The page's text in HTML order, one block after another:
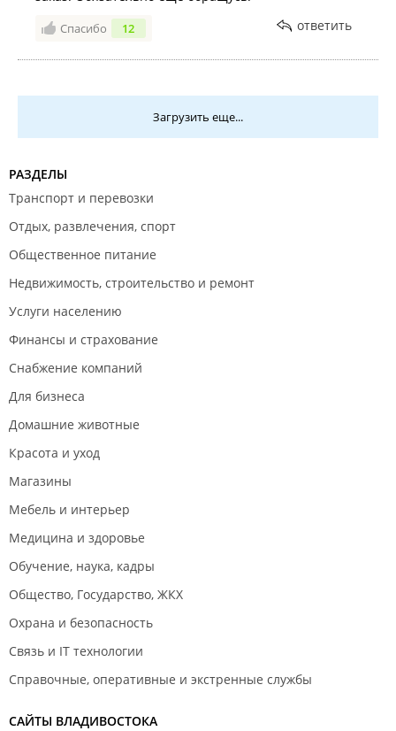
Спасибо 12 ответить
Загрузить еще...
РАЗДЕЛЫ
Транспорт и перевозки
Отдых, развлечения, спорт
Общественное питание
Недвижимость, строительство и ремонт
Услуги населению
Финансы и страхование
Снабжение компаний
Для бизнеса
Домашние животные
Красота и уход
Магазины
Мебель и интерьер
Медицина и здоровье
Обучение, наука, кадры
Общество, Государство, ЖКХ
Охрана и безопасность
Связь и IT технологии
Справочные, оперативные и экстренные службы
САЙТЫ ВЛАДИВОСТОКА